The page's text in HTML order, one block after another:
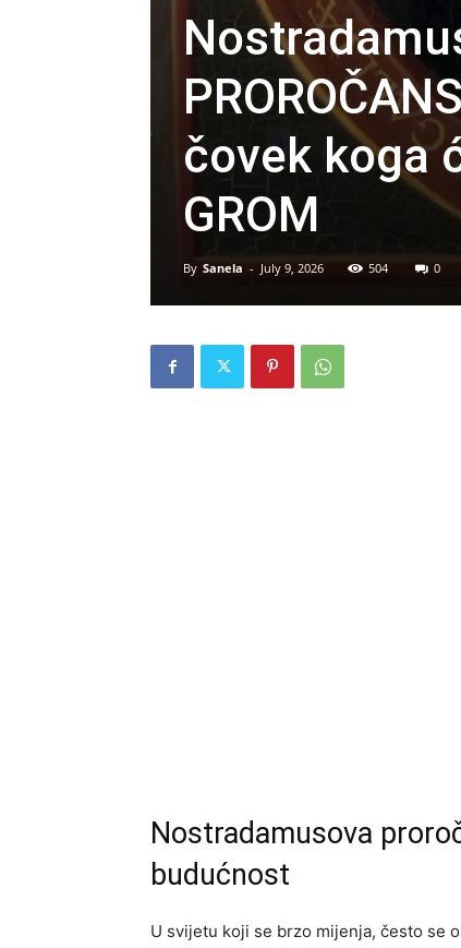
čovek koga
GROM
By Sanela - July 9, 2026 504 0
Nostradamusova
budućnost
U svijetu koji se brzo mijenja, često se